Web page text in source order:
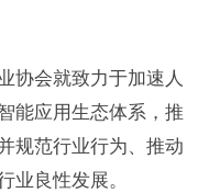
协会就致力于加速人
能应用生态体系，推
规范行业行为、推动
业良性发展。